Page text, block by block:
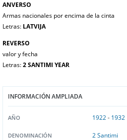
ANVERSO
Armas nacionales por encima de la cinta
Letras: LATVIJA
REVERSO
valor y fecha
Letras:2 SANTIMI YEAR
INFORMACIÓN AMPLIADA
AÑO 1922- 1932
DENOMINACIÓN 2 Santimi